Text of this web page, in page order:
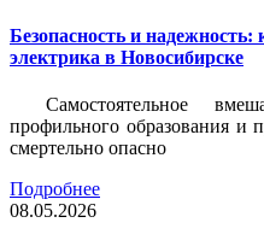
Безопасность и
электрика в Новосибирске
Самостоятельное
профильного образования и
смертельно опасно
Подробнее
08.05.2026